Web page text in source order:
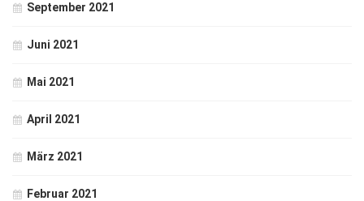
September 2021
Juni 2021
Mai 2021
April 2021
März 2021
Februar 2021